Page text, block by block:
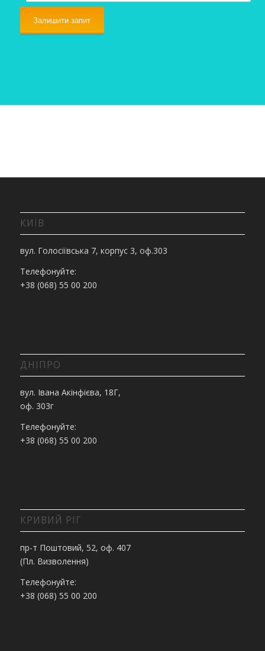
КИЇВ
вул. Голосіївська 7, корпус 3, оф.303
Телефонуйте:
+38 (068) 55 00 200
ДНІПРО
вул. Івана Акінфієва, 18Г,
оф. 303г
Телефонуйте:
+38 (068) 55 00 200
КРИВИЙ РІГ
пр-т Поштовий, 52, оф. 407
(Пл. Визволення)
Телефонуйте:
+38 (068) 55 00 200